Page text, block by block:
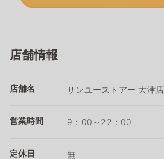
店舗情報
店舗名 サンユーストアー 大津店
営業時間 9：00～22：00
定休日 無